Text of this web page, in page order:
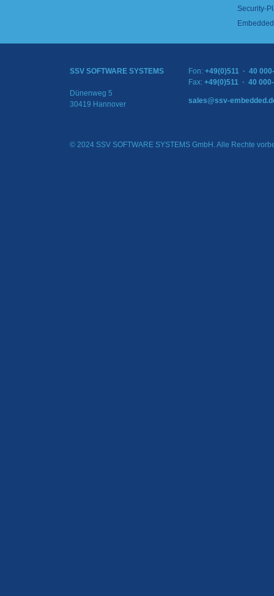
Security-
SSV SOFTWARE SYSTEMS
Dünenweg 5
30419 Hannover
Fon: +49(0)511 · 40
Fax: +49(0)511 · 40
sales@ssv-
© 2024 SSV SOFTWARE SYSTEMS GmbH. Alle Rechte